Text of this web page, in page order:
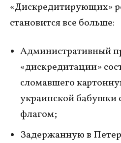
«Дискредитирующих»
становится все больше:
Административный
«дискредитации»
сломавшего
украинской бабушки
флагом;
Задержанную в